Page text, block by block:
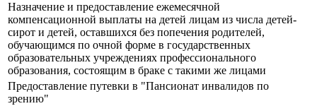
Назначение и предоставление ежемесячной
компенсационной выплаты на детей лицам из числа детей-
сирот и детей, оставшихся без попечения родителей,
обучающимся по очной форме в государственных
образовательных учреждениях профессионального
образования, состоящим в браке с такими же лицами
Предоставление путевки в "Пансионат инвалидов по
зрению"